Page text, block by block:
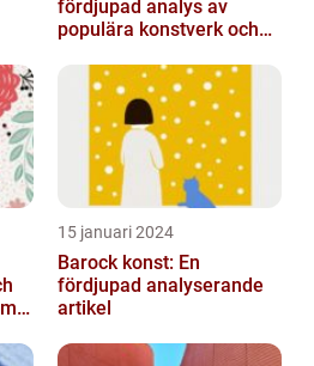
fördjupad analys av
populära konstverk och
15 januari 2024
Barock konst: En
fördjupad analyserande
artikel